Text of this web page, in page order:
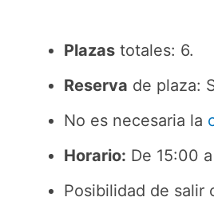
Plazas totales: 6.
Reserva de plaza:
No es necesaria la
Horario: De 15:00
Posibilidad de salir